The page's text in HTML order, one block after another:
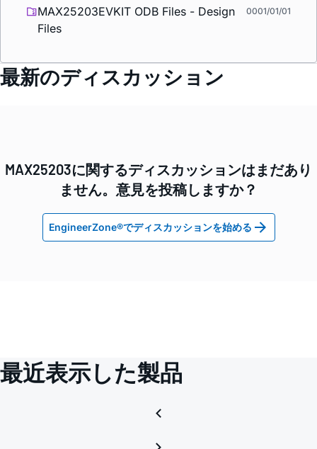
MAX25203EVKIT ODB Files - Design
Files
0001/01/01
最新のディスカッション
MAX25203に関するディスカッションはまだあり
ません。意見を投稿しますか？
EngineerZone®でディスカッションを始める
最近表示した製品